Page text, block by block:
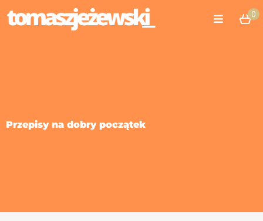
0
Przepisy na dobry początek